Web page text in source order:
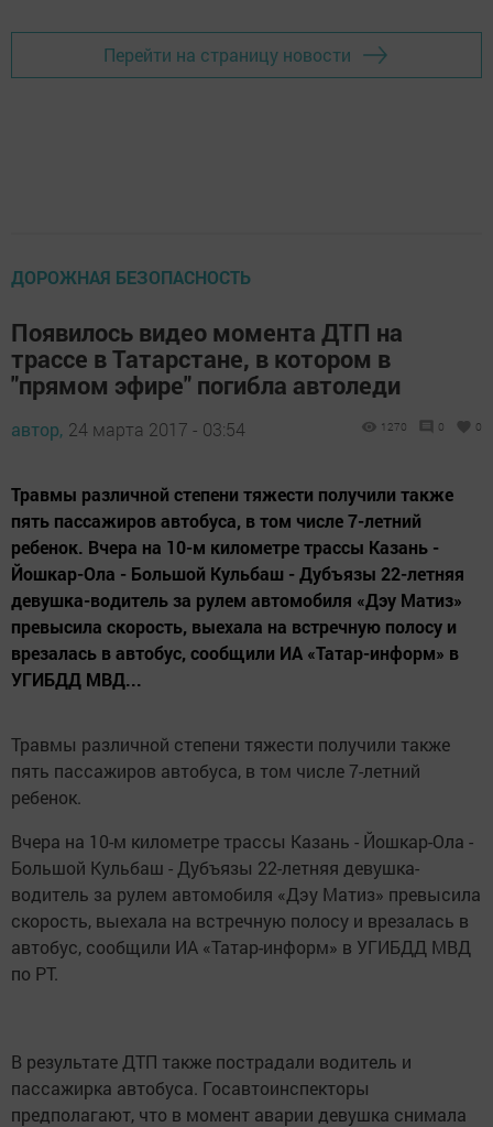
Перейти на страницу новости
ДОРОЖНАЯ БЕЗОПАСНОСТЬ
Появилось видео момента ДТП на
трассе в Татарстане, в котором в
"прямом эфире" погибла автоледи
автор, 24 марта 2017 - 03:54 1270 0 0
Травмы различной степени тяжести получили также
пять пассажиров автобуса, в том числе 7-летний
ребенок. Вчера на 10-м километре трассы Казань -
Йошкар-Ола - Большой Кульбаш - Дубъязы 22-летняя
девушка-водитель за рулем автомобиля «Дэу Матиз»
превысила скорость, выехала на встречную полосу и
врезалась в автобус, сообщили ИА «Татар-информ» в
УГИБДД МВД...
Травмы различной степени тяжести получили также
пять пассажиров автобуса, в том числе 7-летний
ребенок.
Вчера на 10-м километре трассы Казань - Йошкар-Ола -
Большой Кульбаш - Дубъязы 22-летняя девушка-
водитель за рулем автомобиля «Дэу Матиз» превысила
скорость, выехала на встречную полосу и врезалась в
автобус, сообщили ИА «Татар-информ» в УГИБДД МВД
по РТ.
В результате ДТП также пострадали водитель и
пассажирка автобуса. Госавтоинспекторы
предполагают, что в момент аварии девушка снимала